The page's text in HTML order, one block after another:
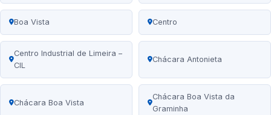
Boa Vista Centro
Centro Industrial de Limeira –
CIL
Chácara Antonieta
Chácara Boa Vista
Chácara Boa Vista da
Graminha